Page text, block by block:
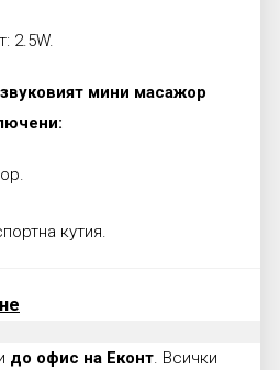
2.5W.
мини масажор
кутия.
до офис на Еконт. Всички